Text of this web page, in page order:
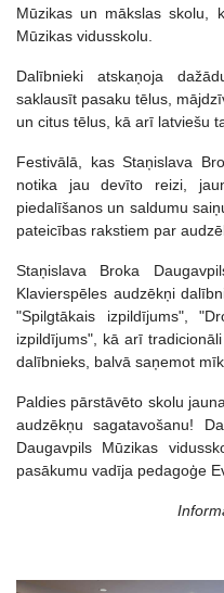
Mūzikas un mākslas skolu,
Mūzikas vidusskolu.
Dalībnieki atskaņoja
saklausīt pasaku tēlus,
un citus tēlus, kā arī latviešu
Festivālā, kas Staņislava
notika jau devīto reizi,
piedalīšanos un saldumu
pateicības rakstiem par
Staņislava Broka
Klavierspēles audzēkņi
"Spilgtākais izpildījums",
izpildījums", kā arī
dalībnieks, balvā saņemot
Paldies pārstāvēto skolu
audzēkņu sagatavošanu!
Daugavpils Mūzikas
pasākumu vadīja pedagoģe